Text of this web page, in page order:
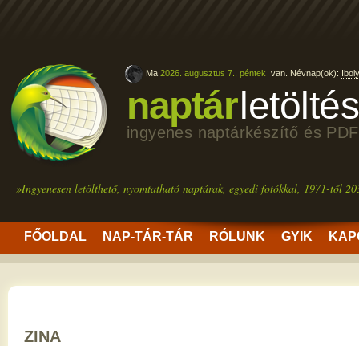
naptárletöltés
ingyenes naptárkészítő és
»Ingyenesen letölthető, nyomtatható naptárak, egyedi fotókkal, 1971-től
FŐOLDAL NAP-TÁR-TÁR RÓLUNK GYIK
Ma 2026. augusztus 7., péntek van. Névnap(ok):
ZINA